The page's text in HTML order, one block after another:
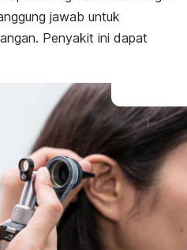
jawab untuk
Penyakit ini dapat